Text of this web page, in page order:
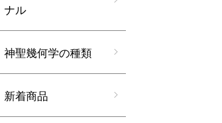
ナル
神聖幾何学の種類
新着商品